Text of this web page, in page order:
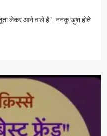
जूता लेकर आने वाले हैं"- ननकू ख़ुश होते